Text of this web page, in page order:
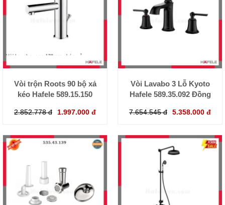
Vòi trộn Roots 90 bộ xả
kéo Hafele 589.15.150
2.852.778 đ 1.997.000 đ
Vòi Lavabo 3 Lỗ Kyoto
Hafele 589.35.092 Đồng
7.654.545 đ 5.358.000 đ